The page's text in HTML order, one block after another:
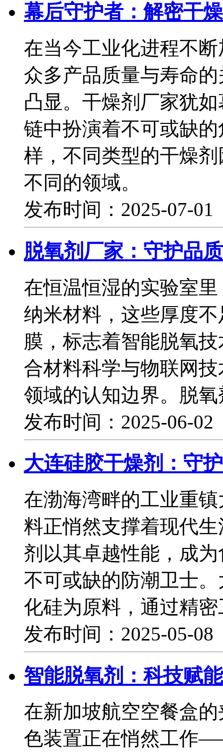
幕后守护者：解密干
在当今工业化进程不
众多产品质量与寿命
凸显。干燥剂厂家犹
链中扮演着不可或缺
样，不同类型的干燥
不同的领域。
发布时间：2025-07-
脱氧剂厂家：守护品
在恒温恒湿的实验室
纳米材料，这些厚度
膜，标志着智能脱氧
合材料科学与物联网
领域的认知边界。脱
发布时间：2025-06-
大连硅胶干燥剂：守
在渤海湾畔的工业重
料正悄然支撑着现代
剂以其卓越性能，成
不可或缺的防潮卫士
化硅为原料，通过精
发布时间：2025-05-
智能脱氧剂：科技赋
在新加坡航空空餐盒
色装置正在悄然工作